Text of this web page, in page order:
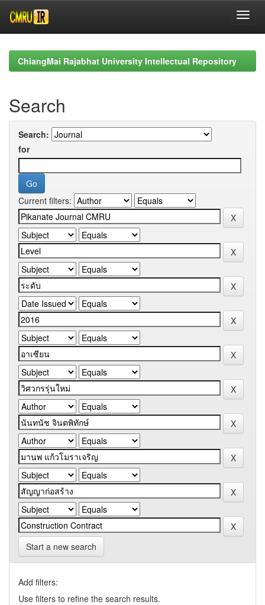
navigationChiangMai Rajabhat University Intellectual Repository
Search
Search:
for
Current filters:
Start a new search
Add filters:
Use filters to refine the search results.